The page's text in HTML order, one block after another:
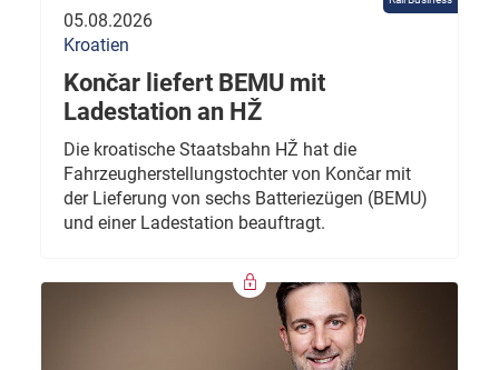
05.08.2026
Kroatien
Končar liefert BEMU mit
Ladestation an HŽ
Die kroatische Staatsbahn HŽ hat die
Fahrzeugherstellungstochter von Končar mit
der Lieferung von sechs Batteriezügen (BEMU)
und einer Ladestation beauftragt.